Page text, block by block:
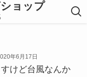
ョップ
年6月17日
けど台風なんか